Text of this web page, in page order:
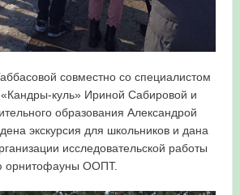
совместно со специалистом
куль» Ириной Сабировой и
образования Александрой
экскурсия для школьников и дана
исследовательской работы
орнитофауны ООПТ.